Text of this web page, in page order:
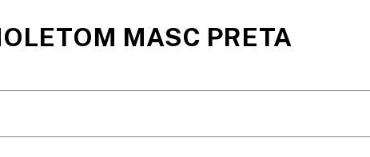
MASC PRETA